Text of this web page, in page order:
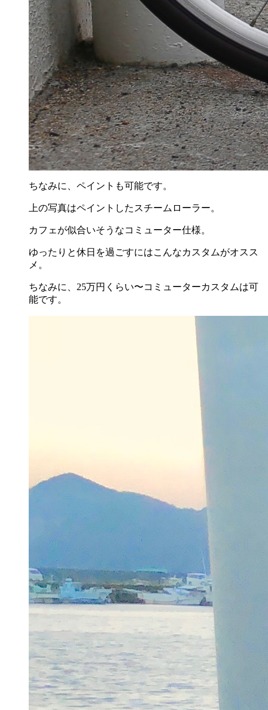
ちなみに、ペイントも可能です。
上の写真はペイントしたスチームローラー。
カフェが似合いそうなコミューター仕様。
ゆったりと休日を過ごすにはこんなカスタムがオスス
メ。
ちなみに、25万円くらい〜コミューターカスタムは可
能です。